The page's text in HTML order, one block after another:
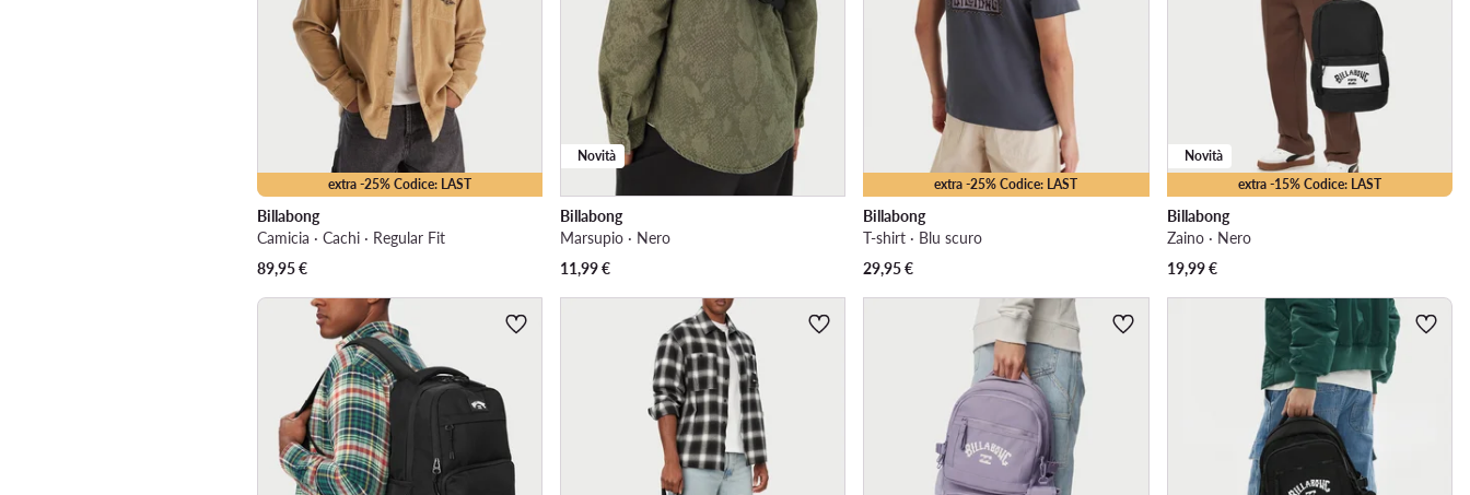
extra -25% Codice: LAST
Billabong
Camicia · Cachi · Regular Fit
89,95€
Novità
Billabong
Marsupio · Nero
11,99€
extra -25% Codice: LAST
Billabong
T-shirt · Blu scuro
29,95€
extra -15% Codice: LAST
Novità
Billabong
Zaino · Nero
19,99€